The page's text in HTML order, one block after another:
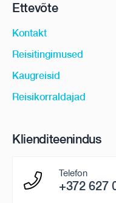
Ettevõte
Kontakt
Reisitingimused
Kaugreisid
Reisikorraldajad
Klienditeenindus
Telefon
+372 627